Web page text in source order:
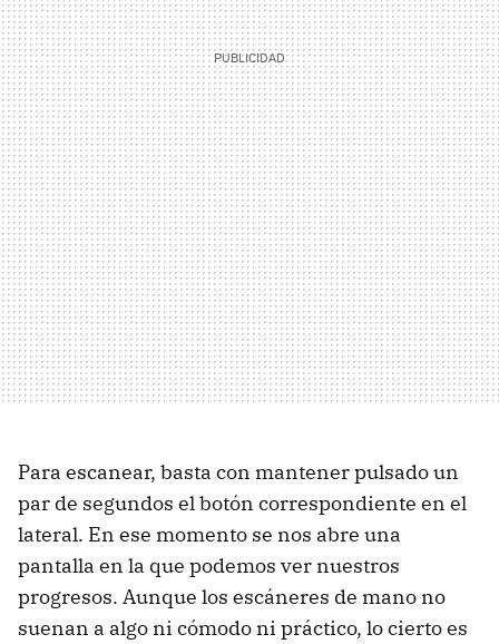
Para escanear, basta con mantener pulsado un
par de segundos el botón correspondiente en el
lateral. En ese momento se nos abre una
pantalla en la que podemos ver nuestros
progresos. Aunque los escáneres de mano no
suenan a algo ni cómodo ni práctico, lo cierto es